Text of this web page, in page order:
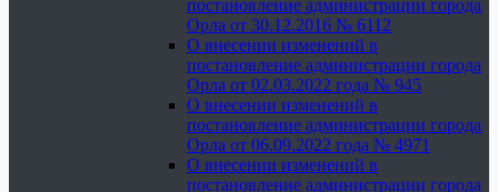
постановление администрации города
Орла от 30.12.2016 № 6112
О внесении изменений в
постановление администрации города
Орла от 02.03.2022 года № 945
О внесении изменений в
постановление администрации города
Орла от 06.09.2022 года № 4971
О внесении изменений в
постановление администрации города